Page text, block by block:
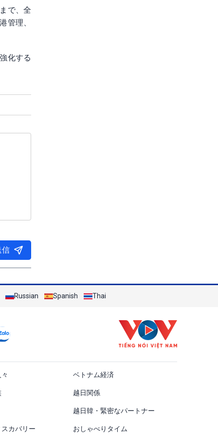
で、全
管理、
化する
信
Russian Spanish Thai
ベトナム経済
越日関係
越日韓・緊密なパートナー
カバリー おしゃべりタイム